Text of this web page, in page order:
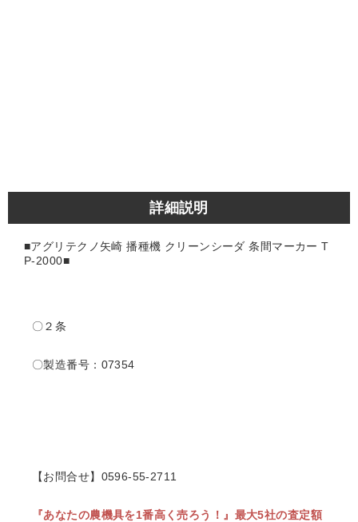
詳細説明
■アグリテクノ矢崎 播種機 クリーンシーダ 条間マーカー T
P-2000■
〇２条
〇製造番号：07354
【お問合せ】0596-55-2711
『あなたの農機具を1番高く売ろう！』 最大5社の査定額